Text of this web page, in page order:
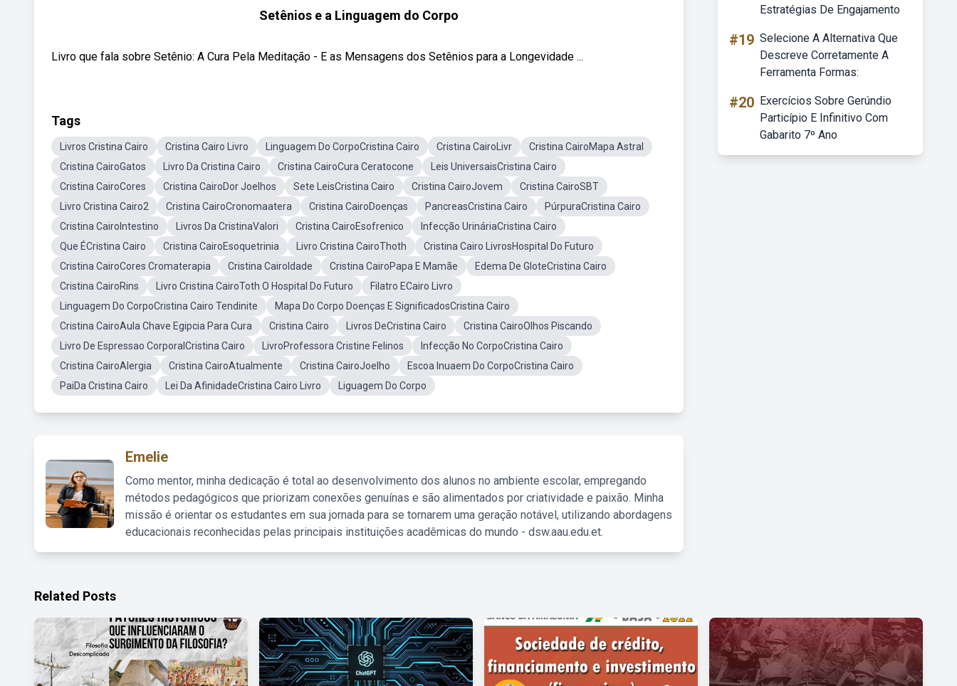
Setênios e a Linguagem do Corpo
Livro que fala sobre Setênio: A Cura Pela Meditação - E as Mensagens dos Setênios para a Longevidade ...
Tags
Livros Cristina Cairo Cristina Cairo Livro Linguagem Do CorpoCristina Cairo Cristina CairoLivr
Cristina CairoMapa Astral
Cristina CairoGatos
Livro Da Cristina Cairo Cristina CairoCura Ceratocone
Leis UniversaisCristina Cairo
Cristina CairoCores
Cristina CairoDor Joelhos Sete LeisCristina Cairo Cristina CairoJovem
Cristina CairoSBT
Livro Cristina Cairo2
Cristina CairoCronomaatera Cristina CairoDoenças PancreasCristina Cairo
PúrpuraCristina Cairo
Cristina CairoIntestino
Livros Da CristinaValori Cristina CairoEsofrenico
Infecção UrináriaCristina Cairo
Que ÉCristina Cairo
Cristina CairoEsoquetrinia Livro Cristina CairoThoth
Cristina Cairo LivrosHospital Do Futuro
Cristina CairoCores Cromaterapia
Cristina CairoIdade Cristina CairoPapa E Mamãe
Edema De GloteCristina Cairo
Cristina CairoRins
Livro Cristina CairoToth O Hospital Do Futuro
Filatro ECairo Livro
Linguagem Do CorpoCristina Cairo Tendinite
Mapa Do Corpo Doenças E SignificadosCristina Cairo
Cristina CairoAula Chave Egipcia Para Cura
Cristina Cairo Livros DeCristina Cairo
Cristina CairoOlhos Piscando
Livro De Espressao CorporalCristina Cairo
LivroProfessora Cristine Felinos
Infecção No CorpoCristina Cairo
Cristina CairoAlergia
Cristina CairoAtualmente Cristina CairoJoelho
Escoa Inuaem Do CorpoCristina Cairo
PaiDa Cristina Cairo
Lei Da AfinidadeCristina Cairo Livro Liguagem Do Corpo
Emelie
Como mentor, minha dedicação é total ao desenvolvimento dos alunos no ambiente escolar, empregando
métodos pedagógicos que priorizam conexões genuínas e são alimentados por criatividade e paixão. Minha
missão é orientar os estudantes em sua jornada para se tornarem uma geração notável, utilizando abordagens
educacionais reconhecidas pelas principais instituições acadêmicas do mundo - dsw.aau.edu.et.
Estratégias De Engajamento
#19 Selecione A Alternativa Que
Descreve Corretamente A
Ferramenta Formas:
#20 Exercícios Sobre Gerúndio
Particípio E Infinitivo Com
Gabarito 7º Ano
Related Posts